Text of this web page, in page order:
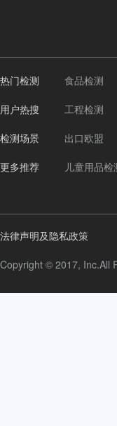
热门检测 食品检测
用户热搜 工程检测
检测场景 出口欧盟
更多推荐 儿童用品检
法律声明及隐私政策
Copyright © 2017, Inc.All